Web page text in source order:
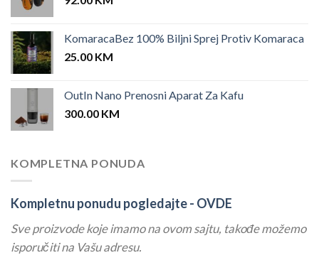
KomaracaBez 100% Biljni Sprej Protiv Komaraca
25.00 KM
OutIn Nano Prenosni Aparat Za Kafu
300.00 KM
KOMPLETNA PONUDA
Kompletnu ponudu pogledajte - OVDE
Sve proizvode koje imamo na ovom sajtu, takođe možemo
isporučiti na Vašu adresu.